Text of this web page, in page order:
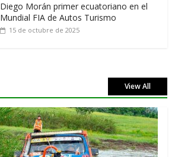
Diego Morán primer ecuatoriano en el
Mundial FIA de Autos Turismo
15 de octubre de 2025
View All